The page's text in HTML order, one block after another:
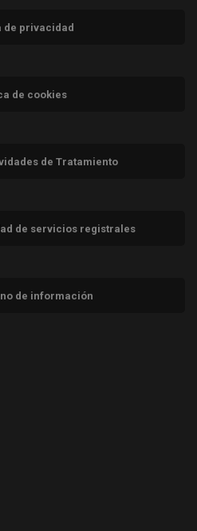
de privacidad
de cookies
de Tratamiento
de servicios registrales
de información